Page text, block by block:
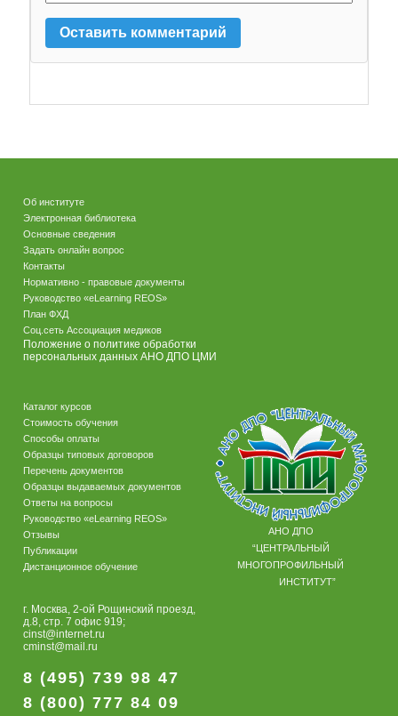
Об институте
Электронная библиотека
Основные сведения
Задать онлайн вопрос
Контакты
Нормативно - правовые документы
Руководство «eLearning REOS»
План ФХД
Соц.сеть Ассоциация медиков
Положение о политике обработки
персональных данных АНО ДПО ЦМИ
Каталог курсов
Стоимость обучения
Способы оплаты
Образцы типовых договоров
Перечень документов
Образцы выдаваемых документов
Ответы на вопросы
Руководство «eLearning REOS»
Отзывы
Публикации
Дистанционное обучение
г. Москва, 2-ой Рощинский проезд,
д.8, стр. 7 офис 919;
cinst@internet.ru
cminst@mail.ru
8 (495) 739 98 47
8 (800) 777 84 09
АНО ДПО
“ЦЕНТРАЛЬНЫЙ
МНОГОПРОФИЛЬНЫЙ
ИНСТИТУТ”